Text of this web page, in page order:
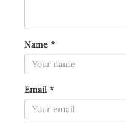
Name *
Email *